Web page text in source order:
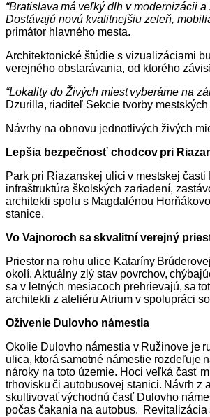
“Bratislava má veľký dlh v modernizácii
Dostávajú novú kvalitnejšiu zeleň,
primátor hlavného mesta.
Architektonické štúdie s vizualizáciami
verejného obstarávania, od ktorého
“Lokality do Živých miest vyberáme na
Dzurilla, riaditeľ Sekcie tvorby
Návrhy na obnovu jednotlivých živých
Lepšia bezpečnosť chodcov pri
Park pri Riazanskej ulici v mestskej
infraštruktúra školských zariadení,
architekti spolu s Magdalénou
stanice.
Vo Vajnoroch sa skvalitní verejný
Priestor na rohu ulice Kataríny
okolí. Aktuálny zlý stav povrchov,
sa v letných mesiacoch prehrievajú, sa
architekti z ateliéru Atrium v spolupráci
Oživenie Dulovho námestia
Okolie Dulovho námestia v Ružinove je
ulica, ktorá samotné námestie rozdeľuje
nároky na toto územie. Hoci veľká časť
trhovisku či autobusovej stanici. Návrh z
skultivovať východnú časť Dulovho
počas čakania na autobus.